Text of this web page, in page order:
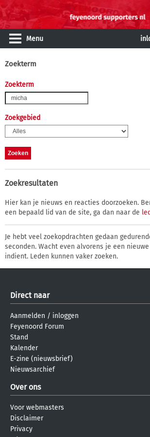
Menu
Zoekterm
Zoekterm
Zoekgebied
Zoekresultaten
Hier kan je nieuws en reacties doorzoeken.
een bepaald lid van de site, ga dan naar de
Je hebt veel zoekopdrachten gedaan
seconden. Wacht even alvorens je een
indient. Leden kunnen vaker zoeken.
Direct naar
Aanmelden / inloggen
Feyenoord Forum
Stand
Kalender
E-zine (nieuwsbrief)
Nieuwsarchief
Over ons
Voor webmasters
Disclaimer
Privacy